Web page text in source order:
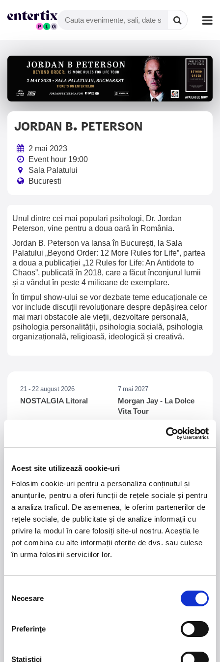
Acest site utilizează cookie-uri
Folosim cookie-uri pentru a personaliza conținutul și
anunțurile, pentru a oferi funcții de rețele sociale și pentru
a analiza traficul. De asemenea, le oferim partenerilor de
rețele sociale, de publicitate și de analize informații cu
privire la modul în care folosiți site-ul nostru. Aceștia le
pot combina cu alte informații oferite de dvs. sau culese
în urma folosirii serviciilor lor.
consimțământului
Necesare
Preferinţe
Statistici
Unul dintre cei mai populari psihologi, Dr. Jordan
Peterson, vine pentru a doua oară în România.
Jordan B. Peterson va lansa în București, la Sala
Palatului „Beyond Order: 12 More Rules for Life”, partea
a doua a publicației „12 Rules for Life: An Antidote to
Chaos”, publicată în 2018, care a făcut înconjurul lumii
și a vândut în peste 4 milioane de exemplare.
În timpul show-ului se vor dezbate teme educaționale ce
vor include discuții revoluționare despre depășirea celor
mai mari obstacole ale vieții, dezvoltare personală,
psihologia personalității, psihologia socială, psihologia
organizațională, religioasă, ideologică și creativă.
JORDAN B. PETERSON
2 mai 2023
Event hour 19:00
Sala Palatului
Bucuresti
21 - 22 august 2026
NOSTALGIA Litoral
7 mai 2027
Morgan Jay - La Dolce
Vita Tour
Sala Palatului, Bucuresti
Domeniul Stirbey Voda, Buftea
CLASSIC
Trends
1. Blackbriar - A Thousand Little Deaths Tour-
Blackbriar ajunge la București pe 27 septembrie,
pentru un concert la Quantic. Turneul promovează
cel mai nou album al formației, A Thousand Little
versuri captivante și puternice sonorități symphonic
metal.
Pe 15 decembrie, la
Sala Palatului, legenda disco Liz Mitchell, vocea
publicului din România într-un spectacol aniversar